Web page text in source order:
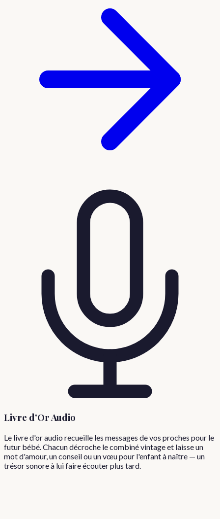
Livre d'Or Audio
Le livre d'or audio recueille les messages de vos proches pour le
futur bébé. Chacun décroche le combiné vintage et laisse un
mot d'amour, un conseil ou un vœu pour l'enfant à naître — un
trésor sonore à lui faire écouter plus tard.